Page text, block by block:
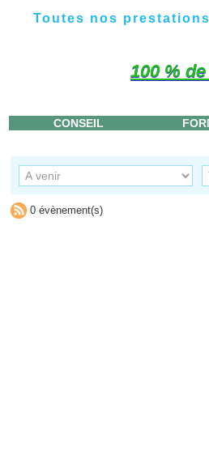
Toutes nos
100 %
CONSEIL
0 évènement(s)